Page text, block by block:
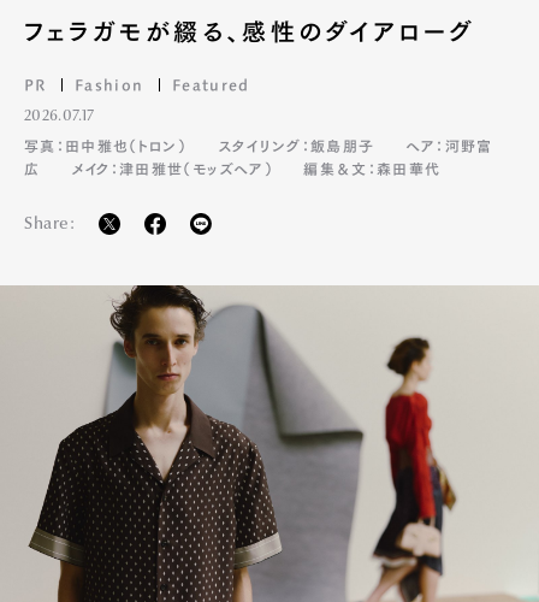
Official Columnist
About
Contact
Pen international Pen tw
フェラガモが綴る、感性のダイアローグ
PR Fashion Featured
2026.07.17
写真：田中雅也（トロン）
スタイリング：飯島朋子
ヘア：河野富
広
メイク：津田雅世（モッズヘア） 編集＆文：森田華代
Share: